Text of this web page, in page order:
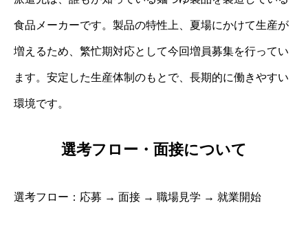
食品メーカーです。製品の特性上、夏場にかけて生産が
増えるため、繁忙期対応として今回増員募集を行ってい
ます。安定した生産体制のもとで、長期的に働きやすい
環境です。
選考フロー・面接について
選考フロー：応募 → 面接 → 職場見学 → 就業開始